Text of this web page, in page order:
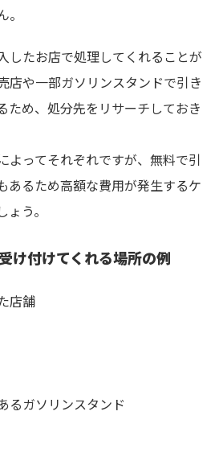
したお店で処理してくれることが
店や一部ガソリンスタンドで引き
ため、処分先をリサーチしておき
よってそれぞれですが、無料で引
あるため高額な費用が発生するケ
う。
け付けてくれる場所の例
店舗
るガソリンスタンド